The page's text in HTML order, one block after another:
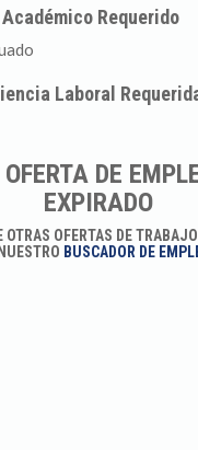
Requerido
Laboral
DE
EXPIRADO
OTRAS OFERTAS DE
BUSCADOR DE